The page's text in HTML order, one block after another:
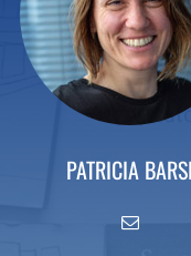
PATRICIA BARSI